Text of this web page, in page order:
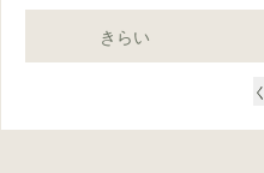
きらい